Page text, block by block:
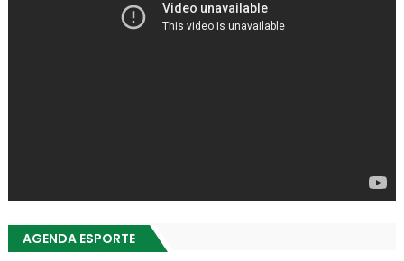
AGENDA ESPORTE